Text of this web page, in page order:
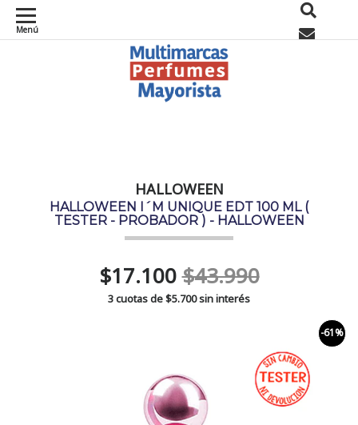
Menú
HALLOWEEN
HALLOWEEN I´M UNIQUE EDT 100 ML (
TESTER - PROBADOR ) - HALLOWEEN
$17.100$43.990
3 cuotas de$5.700sin interés
-61%